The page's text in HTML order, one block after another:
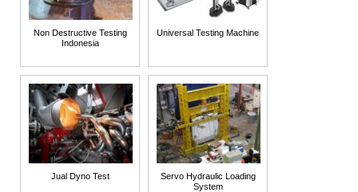
Non Destructive Testing
Indonesia
Universal Testing Machine
Jual Dyno Test
Servo Hydraulic Loading
System